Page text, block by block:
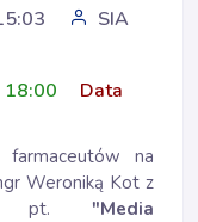
SIA
18:00
Data
farmaceutów na
Weroniką Kot z
pt. "Media